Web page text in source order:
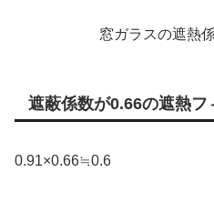
窓ガラスの遮熱
遮蔽係数が0.66の遮熱フ
0.91×0.66≒0.6